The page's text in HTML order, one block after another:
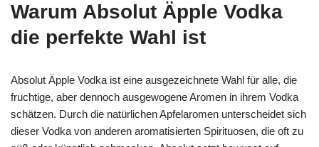
Warum Absolut Äpple Vodka
die perfekte Wahl ist
Absolut Äpple Vodka ist eine ausgezeichnete Wahl für alle, die
fruchtige, aber dennoch ausgewogene Aromen in ihrem Vodka
schätzen. Durch die natürlichen Apfelaromen unterscheidet sich
dieser Vodka von anderen aromatisierten Spirituosen, die oft zu